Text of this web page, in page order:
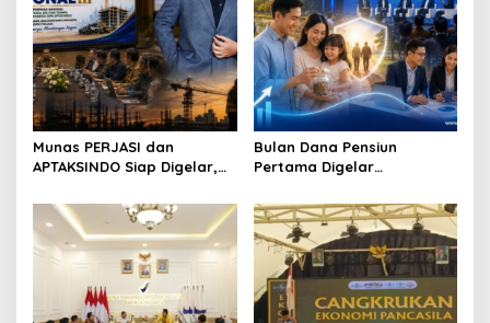
Munas PERJASI dan
APTAKSINDO Siap Digelar,
Revisi AD/ART
Bulan Dana Pensiun
Pertama Digelar
Perkuat Ekosistem Pensiun
Berkelanjutan